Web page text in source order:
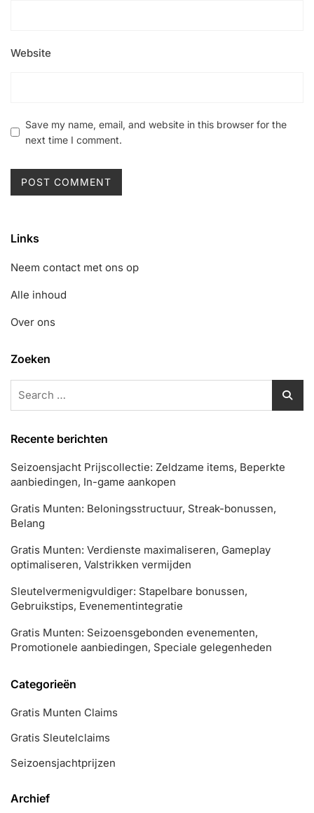
Website
Save my name, email, and website in this browser for the
next time I comment.
Links
Neem contact met ons op
Alle inhoud
Over ons
Zoeken
Recente berichten
Seizoensjacht Prijscollectie: Zeldzame items, Beperkte
aanbiedingen, In-game aankopen
Gratis Munten: Beloningsstructuur, Streak-bonussen,
Belang
Gratis Munten: Verdienste maximaliseren, Gameplay
optimaliseren, Valstrikken vermijden
Sleutelvermenigvuldiger: Stapelbare bonussen,
Gebruikstips, Evenementintegratie
Gratis Munten: Seizoensgebonden evenementen,
Promotionele aanbiedingen, Speciale gelegenheden
Categorieën
Gratis Munten Claims
Gratis Sleutelclaims
Seizoensjachtprijzen
Archief